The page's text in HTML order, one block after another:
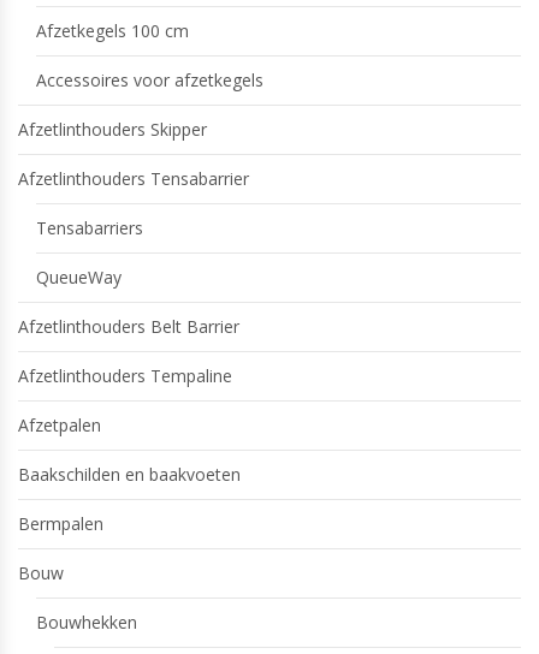
Afzetkegels 100 cm
Accessoires voor afzetkegels
Afzetlinthouders Skipper
Afzetlinthouders Tensabarrier
Tensabarriers
QueueWay
Afzetlinthouders Belt Barrier
Afzetlinthouders Tempaline
Afzetpalen
Baakschilden en baakvoeten
Bermpalen
Bouw
Bouwhekken